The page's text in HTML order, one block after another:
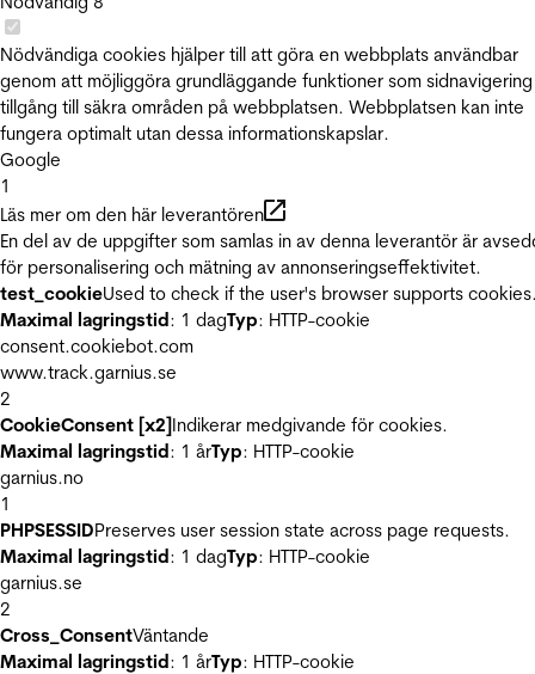
Nödvändiga cookies hjälper till att göra en webbplats användbar
genom att möjliggöra grundläggande funktioner som
tillgång till säkra områden på webbplatsen. Webbplatsen kan inte
fungera optimalt utan dessa informationskapslar.
Google
1
Läs mer om den här leverantören
En del av de uppgifter som samlas in av denna leverantör är
för personalisering och mätning av annonseringseffektivitet.
test_cookieUsed to check if the user's browser supports
Maximal lagringstid: 1 dagTyp: HTTP-cookie
consent.cookiebot.com
www.track.garnius.se
2
CookieConsent [x2]Indikerar medgivande för cookies.
Maximal lagringstid: 1 årTyp: HTTP-cookie
garnius.no
1
PHPSESSIDPreserves user session state across page requests.
Maximal lagringstid: 1 dagTyp: HTTP-cookie
garnius.se
2
Cross_ConsentVäntande
Maximal lagringstid: 1 årTyp: HTTP-cookie